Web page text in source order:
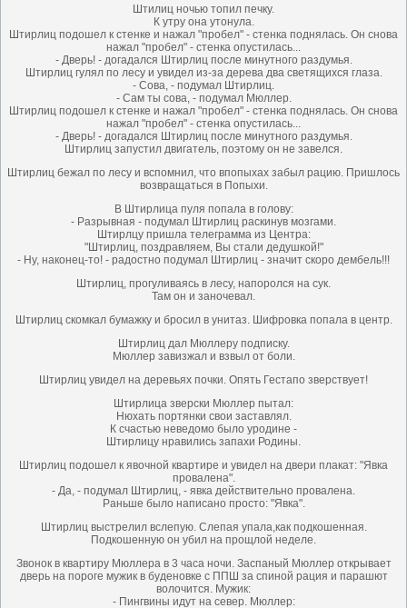
Штилиц ночью топил печку.
К утру она утонула.
Штирлиц подошел к стенке и нажал "пробел" - стенка поднялась. Он снова
нажал "пробел" - стенка опустилась...
- Дверь! - догадался Штирлиц после минутного раздумья.
Штирлиц гулял по лесу и увидел из-за дерева два светящихся глаза.
- Сова, - подумал Штирлиц.
- Сам ты сова, - подумал Мюллер.
Штирлиц подошел к стенке и нажал "пробел" - стенка поднялась. Он снова
нажал "пробел" - стенка опустилась...
- Дверь! - догадался Штирлиц после минутного раздумья.
Штирлиц запустил двигатель, поэтому он не завелся.
Штирлиц бежал по лесу и вспомнил, что впопыхах забыл рацию. Пришлось
возвращаться в Попыхи.
В Штирлица пуля попала в голову:
- Разрывная - подумал Штирлиц раскинув мозгами.
Штирлцу пришла телеграмма из Центра:
"Штирлиц, поздравляем, Вы стали дедушкой!"
- Ну, наконец-то! - радостно подумал Штирлиц - значит скоро дембель!!!
Штирлиц, прогуливаясь в лесу, напоролся на сук.
Там он и заночевал.
Штирлиц скомкал бумажку и бросил в унитаз. Шифровка попала в центр.
Штирлиц дал Мюллеру подписку.
Мюллер завизжал и взвыл от боли.
Штирлиц увидел на деревьях почки. Опять Гестапо зверствует!
Штирлица зверски Мюллер пытал:
Нюхать портянки свои заставлял.
К счастью неведомо было уродине -
Штирлицу нравились запахи Родины.
Штирлиц подошел к явочной квартире и увидел на двери плакат: "Явка
провалена".
- Да, - подумал Штирлиц, - явка действительно провалена.
Раньше было написано просто: "Явка".
Штирлиц выстрелил вслепую. Слепая упала,как подкошенная.
Подкошенную он убил на прощлой неделе.
Звонок в квартиру Мюллера в 3 часа ночи. Заспаный Мюллер открывает
дверь на пороге мужик в буденовке с ППШ за спиной рация и парашют
волочится. Мужик:
- Пингвины идут на север. Мюллер: